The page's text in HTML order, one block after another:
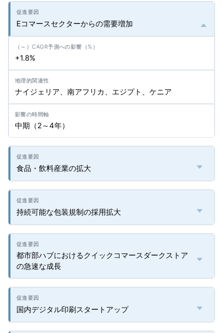
Eコマースセクターからの需要増加
+1.8%
ナイジェリア、南アフリカ、エジプト、ケニア
中期（2～4年）
食品・飲料産業の拡大
持続可能な包装規制の採用拡大
都市部ハブにおけるクイックコマースダークストア
の急速な成長
国内デジタル印刷スタートアップ